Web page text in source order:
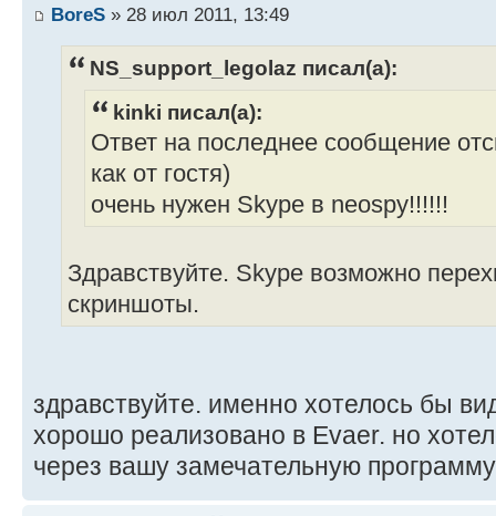
BoreS » 28 июл 2011, 13:49
NS_support_legolaz писал(а):
kinki писал(а):
Ответ на последнее сообщение
как от гостя)
очень нужен Skype в neospy!!!!!!
Здравствуйте. Skype возможно
скриншоты.
здравствуйте. именно хотелось бы
хорошо реализовано в Evaer. но
через вашу замечательную